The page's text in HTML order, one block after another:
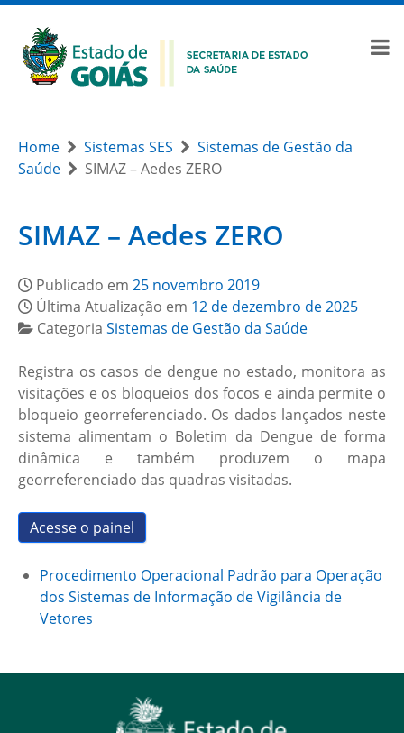
Home Sistemas SES
Sistemas de Gestão da
Saúde
SIMAZ – Aedes ZERO
SIMAZ – Aedes ZERO
Publicado em 25 novembro 2019
Última Atualização em 12 de dezembro de 2025
Categoria Sistemas de Gestão da Saúde
Registra os casos de dengue no estado, monitora as
visitações e os bloqueios dos focos e ainda permite o
bloqueio georreferenciado. Os dados lançados neste
sistema alimentam o Boletim da Dengue de forma
dinâmica e também produzem o mapa
georreferenciado das quadras visitadas.
Acesse o painel
Procedimento Operacional Padrão para Operação
dos Sistemas de Informação de Vigilância de
Vetores